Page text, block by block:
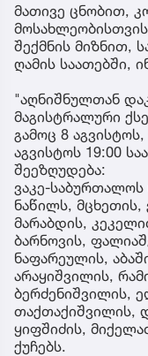
მათივე ცნობით,
შექმნის მიზნით,
ღამის საათებში,
"აღნიშნულთან
მაგისტრალური
გამოც 8
აგვისტოს 19:00
შეეზღუდება:
ვაკე-საბურთალოს
ნაწილს,
მარაბდის,
ბარნოვის,
ნაფარეულის,
არაყიშვილის,
ბერძენიშვილის,
თაქთაქიშვილის,
ყიფშიძის,
ქუჩებს.